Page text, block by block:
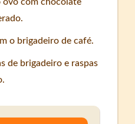
o brigadeiro de café.
de brigadeiro e raspas